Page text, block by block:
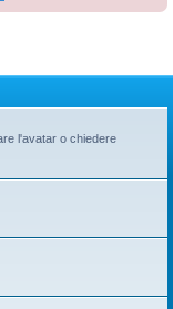
l'avatar o chiedere